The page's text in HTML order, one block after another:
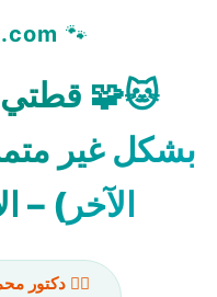
🐾
🐱🧩
بشكل غير
الآخر) –
👨‍⚕️ دكتور